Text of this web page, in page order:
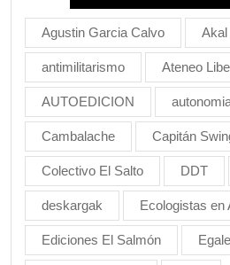
Agustin Garcia Calvo Akal
antimilitarismo Ateneo
AUTOEDICION
Cambalache Capitán
Colectivo El Salto DDT
deskargak Ecologistas en
Ediciones El Salmón